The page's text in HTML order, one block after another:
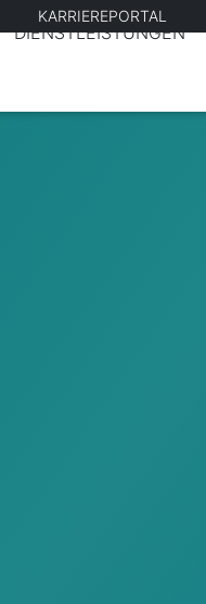
DIENSTLEISTUNGEN
KARRIEREPORTAL